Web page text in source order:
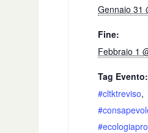
Gennaio 31
Fine:
Febbraio 1
Tag Evento:
#cltktreviso,